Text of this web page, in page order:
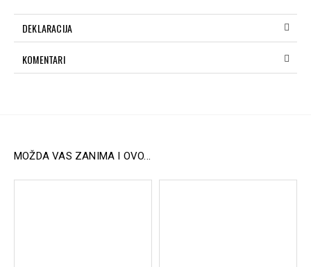
prečišćava krvne sudove, uklanja štetne naslage sa
Preparat se može koristiti preventivno i bez
kontraindikacija, a spada u grupu najefikasnijih prirodnih
Osobe sa zakrečenjem krvnih sudova (arterioskleroza).
DEKLARACIJA
KOMENTARI
MOŽDA VAS ZANIMA I OVO...